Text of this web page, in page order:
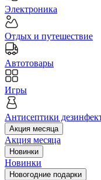
Электроника
Отдых и путешествие
Автотовары
Игры
Антисептики
Акция месяца
Акция месяца
Новинки
Новинки
Новогодние подарки